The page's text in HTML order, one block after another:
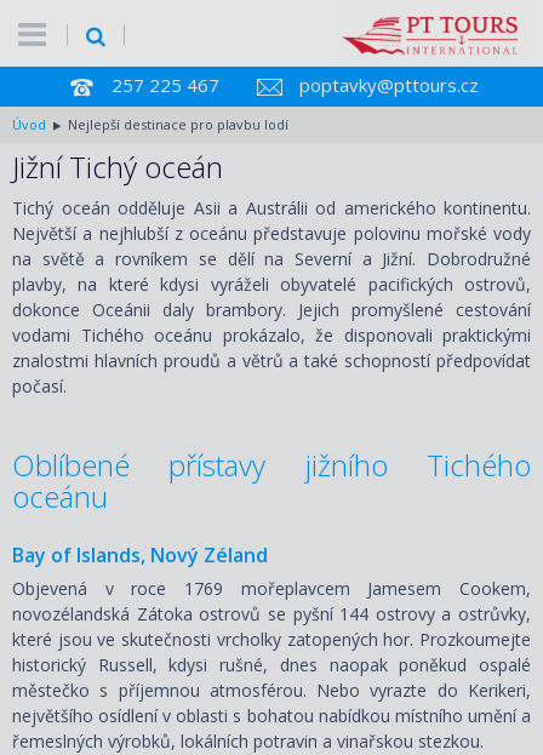
257 225 467 poptavky@pttours.cz
Úvod Nejlepší destinace pro plavbu lodí
Jižní Tichý oceán
Tichý oceán odděluje Asii a Austrálii od amerického kontinentu.
Největší a nejhlubší z oceánu představuje polovinu mořské vody
na světě a rovníkem se dělí na Severní a Jižní. Dobrodružné
plavby, na které kdysi vyráželi obyvatelé pacifických ostrovů,
dokonce Oceánii daly brambory. Jejich promyšlené cestování
vodami Tichého oceánu prokázalo, že disponovali praktickými
znalostmi hlavních proudů a větrů a také schopností předpovídat
počasí.
Oblíbené přístavy jižního Tichého
oceánu
Bay of Islands, Nový Zéland
Objevená v roce 1769 mořeplavcem Jamesem Cookem,
novozélandská Zátoka ostrovů se pyšní 144 ostrovy a ostrůvky,
které jsou ve skutečnosti vrcholky zatopených hor. Prozkoumejte
historický Russell, kdysi rušné, dnes naopak poněkud ospalé
městečko s příjemnou atmosférou. Nebo vyrazte do Kerikeri,
největšího osídlení v oblasti s bohatou nabídkou místního umění a
řemeslných výrobků, lokálních potravin a vinařskou stezkou.